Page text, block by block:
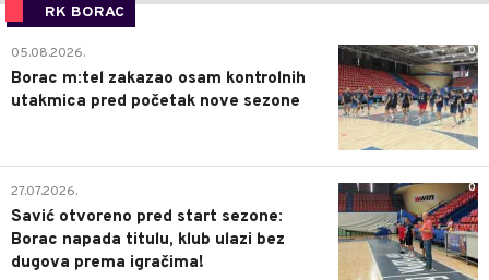
RK BORAC
0
05.08.2026.
Borac m:tel zakazao osam kontrolnih
utakmica pred početak nove sezone
0
27.07.2026.
Savić otvoreno pred start sezone:
Borac napada titulu, klub ulazi bez
dugova prema igračima!